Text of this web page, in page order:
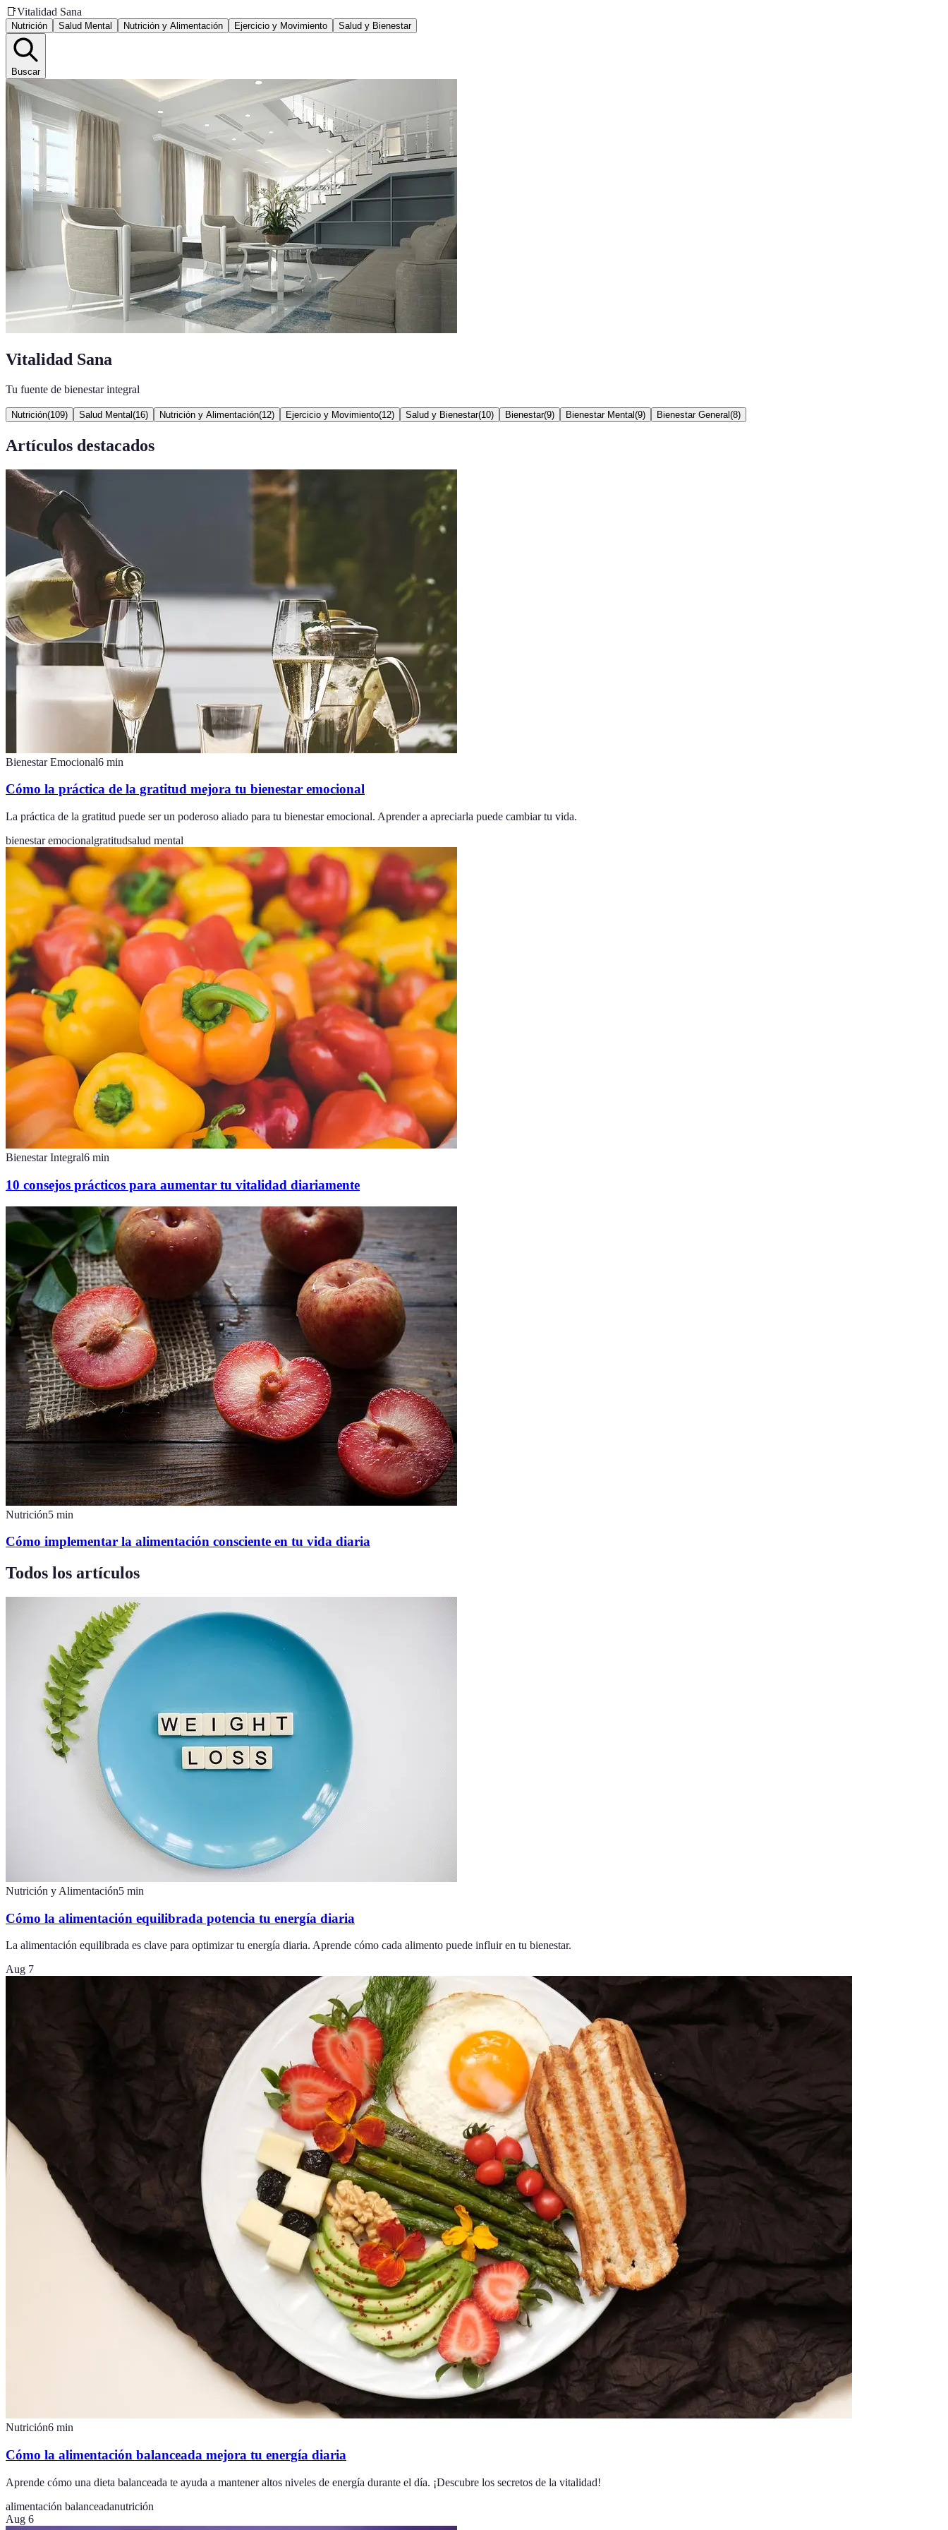
📑Vitalidad Sana
Nutrición Salud Mental Nutrición y Alimentación Ejercicio y Movimiento Salud y Bienestar
Buscar
Vitalidad Sana
Tu fuente de bienestar integral
Nutrición(109) Salud Mental (16) Nutrición y Alimentación(12) Ejercicio y Movimiento(12) Salud y Bienestar(10) Bienestar(9) Bienestar Mental (9) Bienestar General (8)
Artículos destacados
Bienestar Emocional6 min
Cómo la práctica de la gratitud mejora tu bienestar emocional
La práctica de la gratitud puede ser un poderoso aliado para tu bienestar emocional. Aprender a apreciarla puede cambiar tu vida.
bienestar emocionalgratitudsalud mental
Bienestar Integral6 min
10 consejos prácticos para aumentar tu vitalidad diariamente
Nutrición5 min
Cómo implementar la alimentación consciente en tu vida diaria
Todos los artículos
Nutrición y Alimentación5 min
Cómo la alimentación equilibrada potencia tu energía diaria
La alimentación equilibrada es clave para optimizar tu energía diaria. Aprende cómo cada alimento puede influir en tu bienestar.
Aug 7
Nutrición6 min
Cómo la alimentación balanceada mejora tu energía diaria
Aprende cómo una dieta balanceada te ayuda a mantener altos niveles de energía durante el día. ¡Descubre los secretos de la vitalidad!
alimentación balanceadanutrición
Aug 6